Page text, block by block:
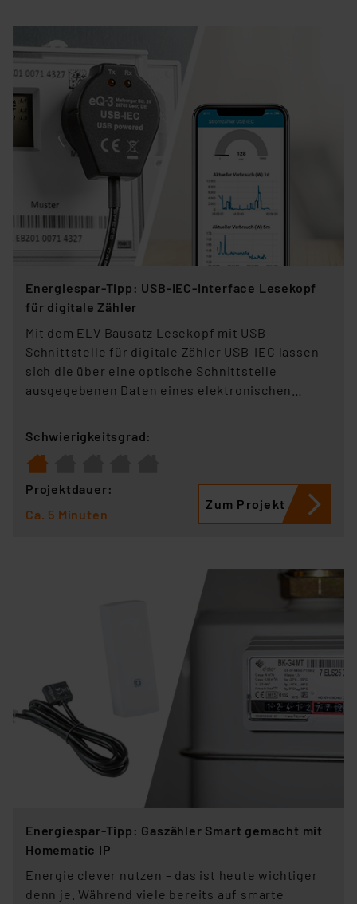
Energiespar-Tipp: USB-IEC-Interface Lesekopf
für digitale Zähler
Mit dem ELV Bausatz Lesekopf mit USB-
Schnittstelle für digitale Zähler USB-IEC lassen
sich die über eine optische Schnittstelle
ausgegebenen Daten eines elektronischen
ausgegeben.
Schwierigkeitsgrad:
Projektdauer:
Ca. 5 Minuten
Zum Projekt
Energiespar-Tipp: Gaszähler Smart gemacht mit
Homematic IP
Energie clever nutzen – das ist heute wichtiger
denn je. Während viele bereits auf smarte